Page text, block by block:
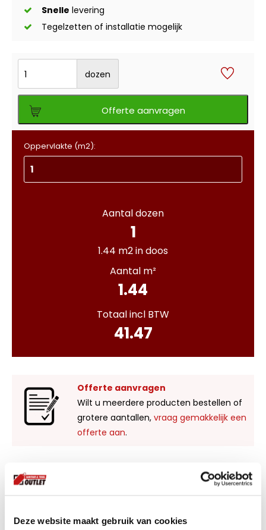
Deze website maakt gebruik van cookies
Snelle levering
Tegelzetten of installatie mogelijk
dozen
Offerte aanvragen
Oppervlakte (m2):
Aantal dozen
1
1.44 m2 in doos
Aantal m²
1.44
Totaal incl BTW
41.47
Offerte aanvragen
Wilt u meerdere producten bestellen of
grotere aantallen, vraag gemakkelijk een
offerte aan.
voorraad! Het is nu ook mogelijk om in de